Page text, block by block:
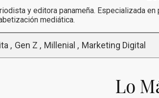
y editora panameña. Especializada
mediática.
Gen Z Millenial Marketing Digital
Lo